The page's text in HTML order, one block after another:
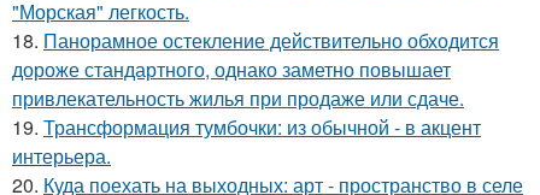
"Морская" легкость.
18. Панорамное остекление действительно обходится
дороже стандартного, однако заметно повышает
привлекательность жилья при продаже или сдаче.
19. Трансформация тумбочки: из обычной - в акцент
интерьера.
20. Куда поехать на выходных: арт - пространство в селе